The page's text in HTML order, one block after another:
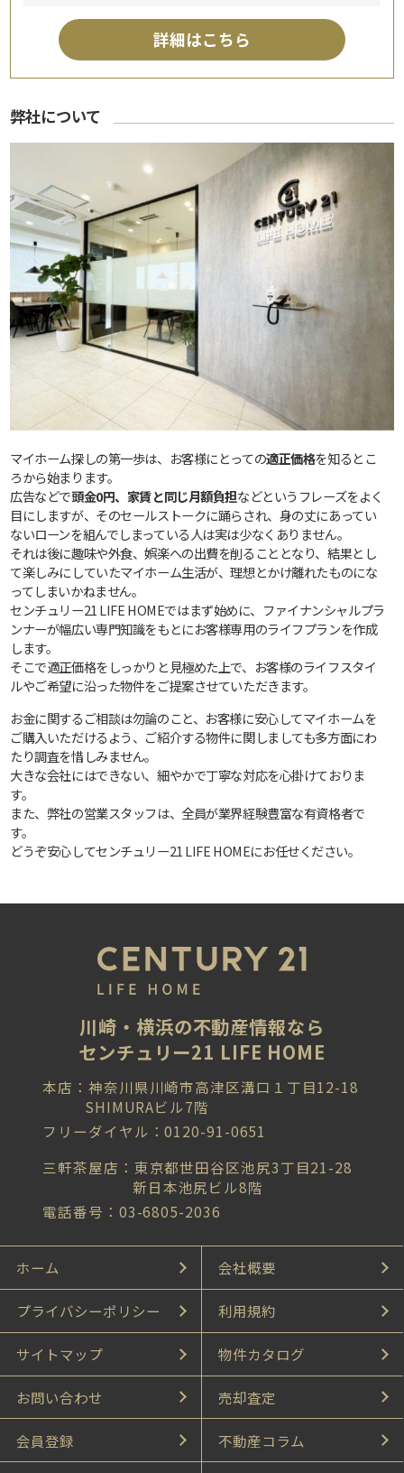
詳細はこちら
弊社について
マイホーム探しの第一歩は、お客様にとっての適正価格を知るとこ
ろから始まります。
広告などで頭金0円、家賃と同じ月額負担などというフレーズをよく
目にしますが、そのセールストークに踊らされ、身の丈にあってい
ないローンを組んでしまっている人は実は少なくありません。
それは後に趣味や外食、娯楽への出費を削ることとなり、結果とし
て楽しみにしていたマイホーム生活が、理想とかけ離れたものにな
ってしまいかねません。
センチュリー21 LIFE HOMEではまず始めに、ファイナンシャルプラ
ンナーが幅広い専門知識をもとにお客様専用のライフプランを作成
します。
そこで適正価格をしっかりと見極めた上で、お客様のライフスタイ
ルやご希望に沿った物件をご提案させていただきます。
お金に関するご相談は勿論のこと、お客様に安心してマイホームを
ご購入いただけるよう、ご紹介する物件に関しましても多方面にわ
たり調査を惜しみません。
大きな会社にはできない、細やかで丁寧な対応を心掛けておりま
す。
また、弊社の営業スタッフは、全員が業界経験豊富な有資格者で
す。
どうぞ安心してセンチュリー21 LIFE HOMEにお任せください。
川崎・横浜の不動産情報なら
センチュリー21 LIFE HOME
本店：神奈川県川崎市高津区溝口１丁目12-18
SHIMURAビル7階
フリーダイヤル：0120-91-0651
三軒茶屋店：東京都世田谷区池尻3丁目21-28
新日本池尻ビル8階
電話番号：03-6805-2036
ホーム 会社概要
プライバシーポリシー 利用規約
サイトマップ 物件カタログ
お問い合わせ 売却査定
会員登録 不動産コラム